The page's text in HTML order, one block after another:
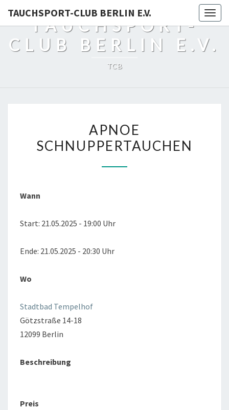
TAUCHSPORT-CLUB BERLIN E.V.
TAUCHSPORT-
CLUB BERLIN E.V.
TCB
SCHNUPPERTAUCHEN
APNOE
SCHNUPPERTAUCHEN
Wann
Start: 21.05.2025 - 19:00 Uhr
Ende: 21.05.2025 - 20:30 Uhr
Wo
Stadtbad Tempelhof
Götzstraße 14-18
12099 Berlin
Beschreibung
Preis